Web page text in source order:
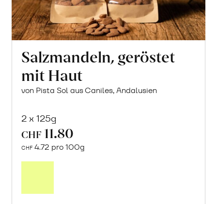
Salzmandeln, geröstet
mit Haut
von Pista Sol aus Caniles, Andalusien
2 x 125g
CHF 11.80
CHF 4.72 pro 100g